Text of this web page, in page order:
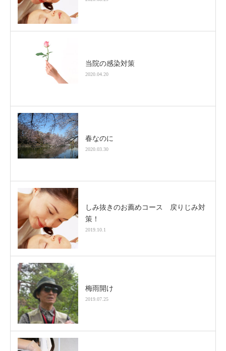
当院の感染対策
2020.04.20
春なのに
2020.03.30
しみ抜きのお薦めコース 戻りじみ対
策！
2019.10.1
梅雨開け
2019.07.25